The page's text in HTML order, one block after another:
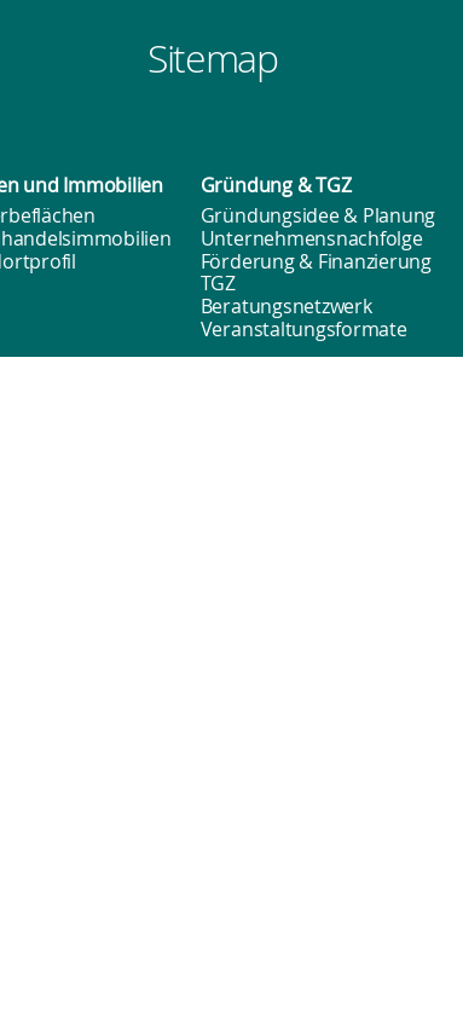
Sitemap
undImmobilien
Gründung & TGZ
Gründungsidee & Planung
Unternehmensnachfolge
Förderung & Finanzierung
TGZ
Beratungsnetzwerk
Veranstaltungsformate